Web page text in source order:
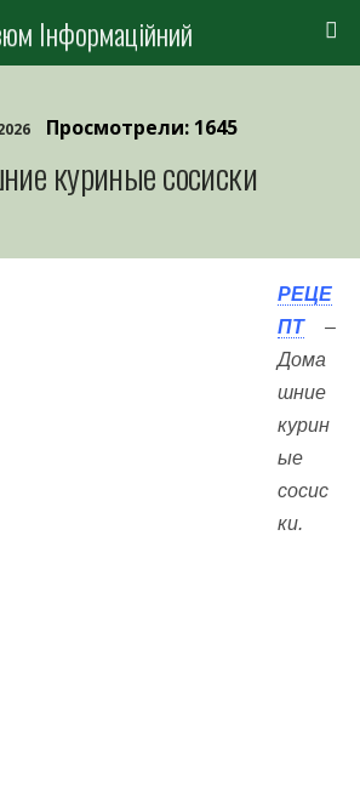
Інформаційний
Просмотрели: 1645
куриные сосиски
РЕЦЕ
ПТ–
Дома
шние
курин
ые
сосис
ки.